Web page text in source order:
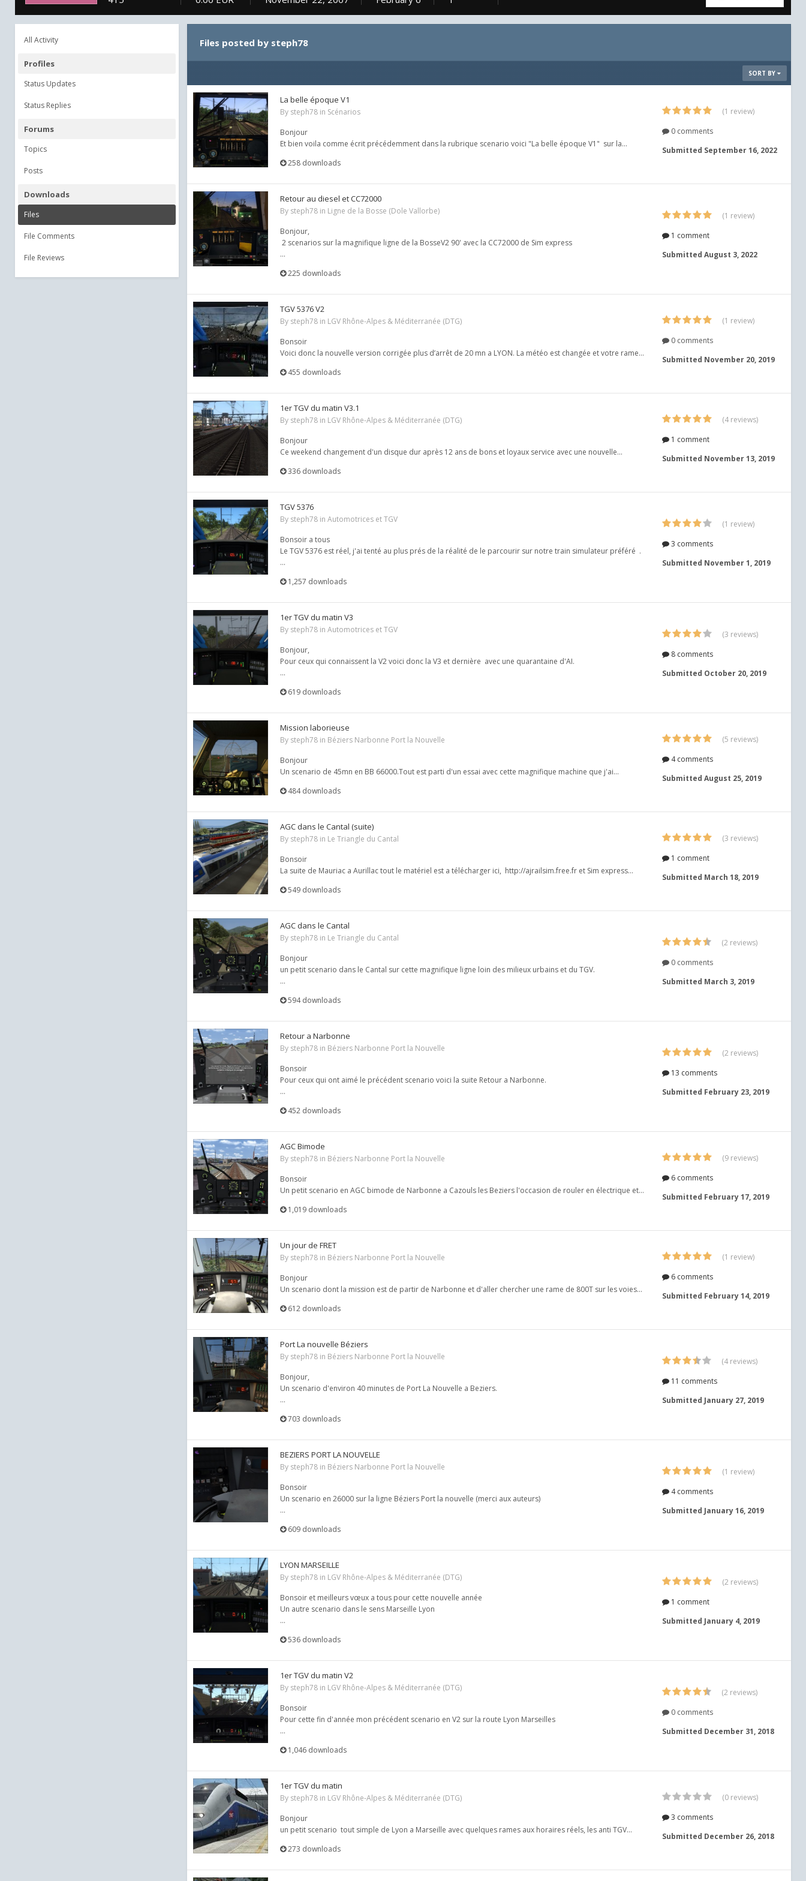
All Activity
Profiles
Status Updates
Status Replies
Forums
Topics
Posts
Downloads
Files
File Comments
File Reviews
Files posted by steph78
SORT BY
La belle époque V1
By steph78 in Scénarios
Bonjour
Et bien voila comme écrit précédemment dans la rubrique scenario voici "La belle époque V1" sur la...
258 downloads
(1 review)
0 comments
Submitted September 16, 2022
Retour au diesel et CC72000
By steph78 in Ligne de la Bosse (Dole Vallorbe)
Bonjour,
2 scenarios sur la magnifique ligne de la BosseV2 90' avec la CC72000 de Sim express
...
225 downloads
(1 review)
1 comment
Submitted August 3, 2022
TGV 5376 V2
By steph78 in LGV Rhône-Alpes & Méditerranée (DTG)
Bonsoir
Voici donc la nouvelle version corrigée plus d’arrêt de 20 mn a LYON. La météo est changée et votre rame...
455 downloads
(1 review)
0 comments
Submitted November 20, 2019
1er TGV du matin V3.1
By steph78 in LGV Rhône-Alpes & Méditerranée (DTG)
Bonjour
Ce weekend changement d'un disque dur après 12 ans de bons et loyaux service avec une nouvelle...
336 downloads
(4 reviews)
1 comment
Submitted November 13, 2019
TGV 5376
By steph78 in Automotrices et TGV
Bonsoir a tous
Le TGV 5376 est réel, j'ai tenté au plus prés de la réalité de le parcourir sur notre train simulateur préféré .
...
1,257 downloads
(1 review)
3 comments
Submitted November 1, 2019
1er TGV du matin V3
By steph78 in Automotrices et TGV
Bonjour,
Pour ceux qui connaissent la V2 voici donc la V3 et dernière avec une quarantaine d'AI.
...
619 downloads
(3 reviews)
8 comments
Submitted October 20, 2019
Mission laborieuse
By steph78 in Béziers Narbonne Port la Nouvelle
Bonjour
Un scenario de 45mn en BB 66000.Tout est parti d'un essai avec cette magnifique machine que j'ai...
484 downloads
(5 reviews)
4 comments
Submitted August 25, 2019
AGC dans le Cantal (suite)
By steph78 in Le Triangle du Cantal
Bonsoir
La suite de Mauriac a Aurillac tout le matériel est a télécharger ici, http://ajrailsim.free.fr et Sim express...
549 downloads
(3 reviews)
1 comment
Submitted March 18, 2019
AGC dans le Cantal
By steph78 in Le Triangle du Cantal
Bonjour
un petit scenario dans le Cantal sur cette magnifique ligne loin des milieux urbains et du TGV.
...
594 downloads
(2 reviews)
0 comments
Submitted March 3, 2019
Retour a Narbonne
By steph78 in Béziers Narbonne Port la Nouvelle
Bonsoir
Pour ceux qui ont aimé le précédent scenario voici la suite Retour a Narbonne.
...
452 downloads
(2 reviews)
13 comments
Submitted February 23, 2019
AGC Bimode
By steph78 in Béziers Narbonne Port la Nouvelle
Bonsoir
Un petit scenario en AGC bimode de Narbonne a Cazouls les Beziers l'occasion de rouler en électrique et...
1,019 downloads
(9 reviews)
6 comments
Submitted February 17, 2019
Un jour de FRET
By steph78 in Béziers Narbonne Port la Nouvelle
Bonjour
Un scenario dont la mission est de partir de Narbonne et d'aller chercher une rame de 800T sur les voies...
612 downloads
(1 review)
6 comments
Submitted February 14, 2019
Port La nouvelle Béziers
By steph78 in Béziers Narbonne Port la Nouvelle
Bonjour,
Un scenario d'environ 40 minutes de Port La Nouvelle a Beziers.
...
703 downloads
(4 reviews)
11 comments
Submitted January 27, 2019
BEZIERS PORT LA NOUVELLE
By steph78 in Béziers Narbonne Port la Nouvelle
Bonsoir
Un scenario en 26000 sur la ligne Béziers Port la nouvelle (merci aux auteurs)
...
609 downloads
(1 review)
4 comments
Submitted January 16, 2019
LYON MARSEILLE
By steph78 in LGV Rhône-Alpes & Méditerranée (DTG)
Bonsoir et meilleurs vœux a tous pour cette nouvelle année
Un autre scenario dans le sens Marseille Lyon
...
536 downloads
(2 reviews)
1 comment
Submitted January 4, 2019
1er TGV du matin V2
By steph78 in LGV Rhône-Alpes & Méditerranée (DTG)
Bonsoir
Pour cette fin d'année mon précédent scenario en V2 sur la route Lyon Marseilles
...
1,046 downloads
(2 reviews)
0 comments
Submitted December 31, 2018
1er TGV du matin
By steph78 in LGV Rhône-Alpes & Méditerranée (DTG)
Bonjour
un petit scenario tout simple de Lyon a Marseille avec quelques rames aux horaires réels, les anti TGV...
273 downloads
(0 reviews)
3 comments
Submitted December 26, 2018